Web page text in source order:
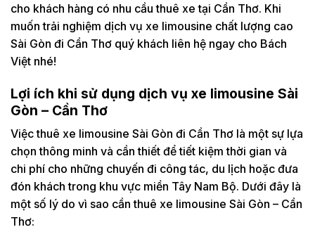
cho khách hàng có nhu cầu thuê xe tại Cần Thơ. Khi
muốn trải nghiệm dịch vụ xe limousine chất lượng cao
Sài Gòn đi Cần Thơ quý khách liên hệ ngay cho Bách
Việt nhé!
Lợi ích khi sử dụng dịch vụ xe limousine Sài
Gòn – Cần Thơ
Việc thuê xe limousine Sài Gòn đi Cần Thơ là một sự lựa
chọn thông minh và cần thiết để tiết kiệm thời gian và
chi phí cho những chuyến đi công tác, du lịch hoặc đưa
đón khách trong khu vực miền Tây Nam Bộ. Dưới đây là
một số lý do vì sao cần thuê xe limousine Sài Gòn – Cần
Thơ: